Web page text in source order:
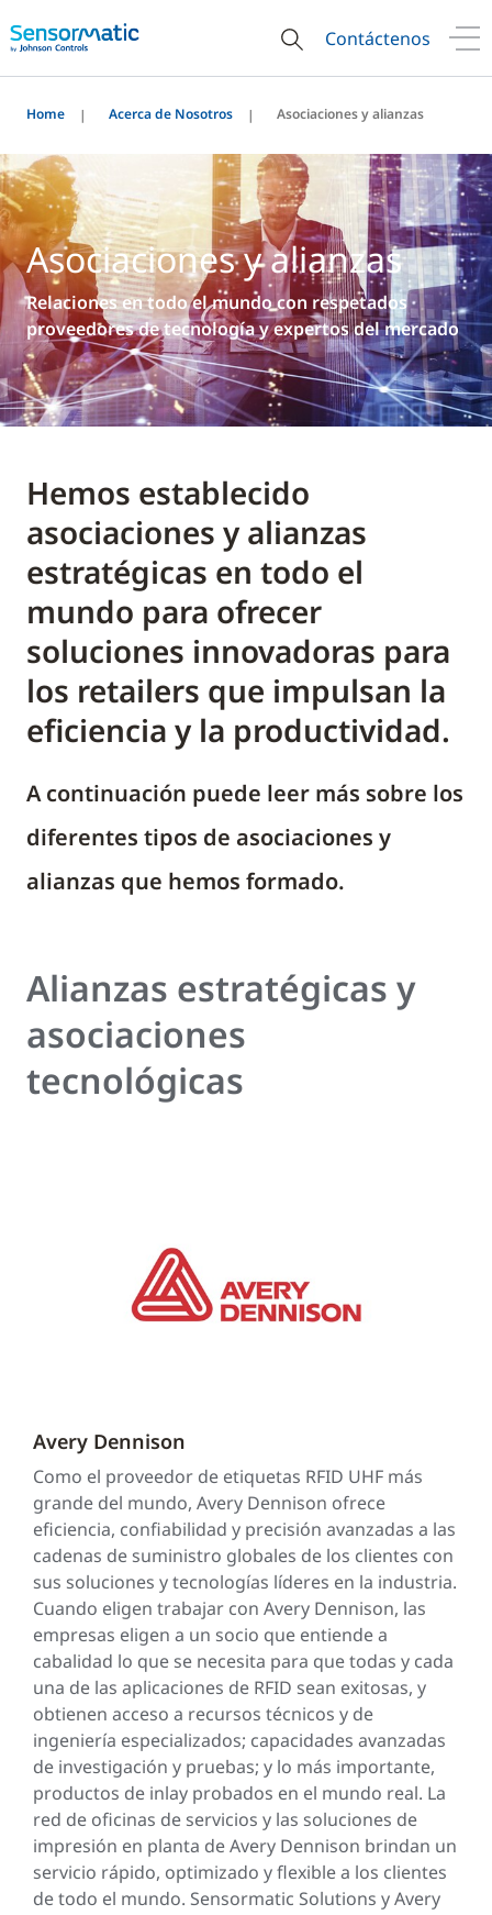
Contáctenos
Home Acerca de Nosotros Asociaciones y alianzas
Asociaciones y alianzas
Relaciones en todo el mundo con respetados
proveedores de tecnología y expertos del mercado
Hemos establecido
asociaciones y alianzas
estratégicas en todo el
mundo para ofrecer
soluciones innovadoras para
los retailers que impulsan la
eficiencia y la productividad.
A continuación puede leer más sobre los
diferentes tipos de asociaciones y
alianzas que hemos formado.
Alianzas estratégicas y
asociaciones
tecnológicas
Avery Dennison
Como el proveedor de etiquetas RFID UHF más
grande del mundo, Avery Dennison ofrece
eficiencia, confiabilidad y precisión avanzadas a las
cadenas de suministro globales de los clientes con
sus soluciones y tecnologías líderes en la industria.
Cuando eligen trabajar con Avery Dennison, las
empresas eligen a un socio que entiende a
cabalidad lo que se necesita para que todas y cada
una de las aplicaciones de RFID sean exitosas, y
obtienen acceso a recursos técnicos y de
ingeniería especializados; capacidades avanzadas
de investigación y pruebas; y lo más importante,
productos de inlay probados en el mundo real. La
red de oficinas de servicios y las soluciones de
impresión en planta de Avery Dennison brindan un
servicio rápido, optimizado y flexible a los clientes
de todo el mundo. Sensormatic Solutions y Avery